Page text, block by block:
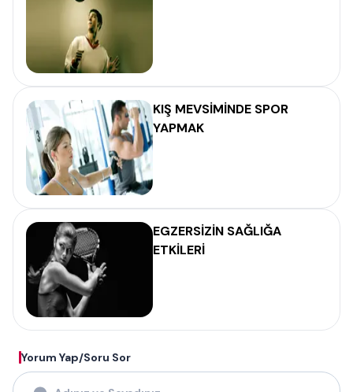
KIŞ MEVSİMİNDE SPOR
YAPMAK
EGZERSİZİN SAĞLIĞA
ETKİLERİ
Yorum Yap/Soru Sor